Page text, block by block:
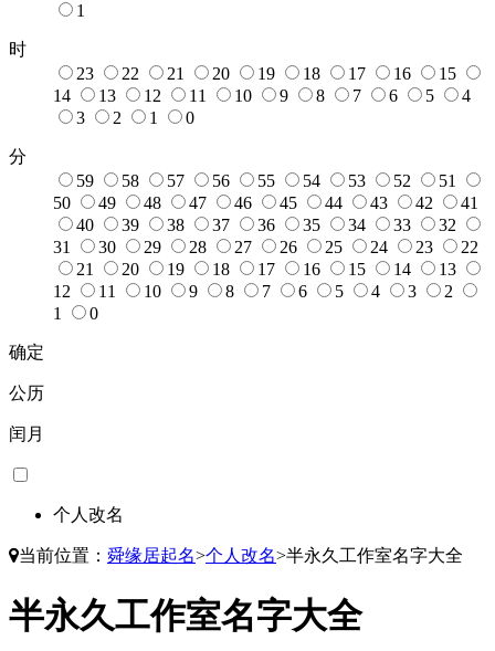
1
时
23
22 21 20 19 18 17 16
15
14
13 12 11 10 9 8 7 6 5
4
3
2 1 0
分
59
58 57 56 55 54 53 52
51
50
49 48 47 46 45 44 43 42
41
40
39 38 37 36 35 34 33
32
31
30 29 28 27 26 25 24 23
22
21
20 19 18 17 16 15 14
13
12
11 10 9 8 7 6 5 4 3
2
1
0
确定
公历
闰月
个人改名
当前位置： 舜缘居起名>个人改名>半永久工作室名字大全
半永久工作室名字大全